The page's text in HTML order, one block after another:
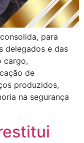
para
delegados e das
cargo,
de
produzidos,
na segurança